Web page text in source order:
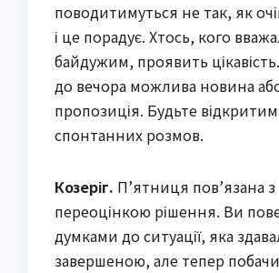
поводитимуться не так, як
і це порадує. Хтось, кого
байдужим, проявить
до вечора можлива новина
пропозиція. Будьте
спонтанних розмов.
Козеріг. П’ятниця пов’язана з
переоцінкою рішення. Ви
думками до ситуації, яка
завершеною, але тепер